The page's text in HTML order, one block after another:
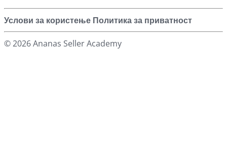
Услови за користење Политика за приватност
© 2026 Ananas Seller Academy